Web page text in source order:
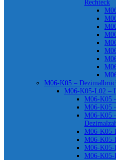
Rechteck
M06-K05 –
M06-K05-L02 –
M06-K05
M06-K05
M06-K05
M06-K05-
M06-K05-
M06-K05-
M06-K05-